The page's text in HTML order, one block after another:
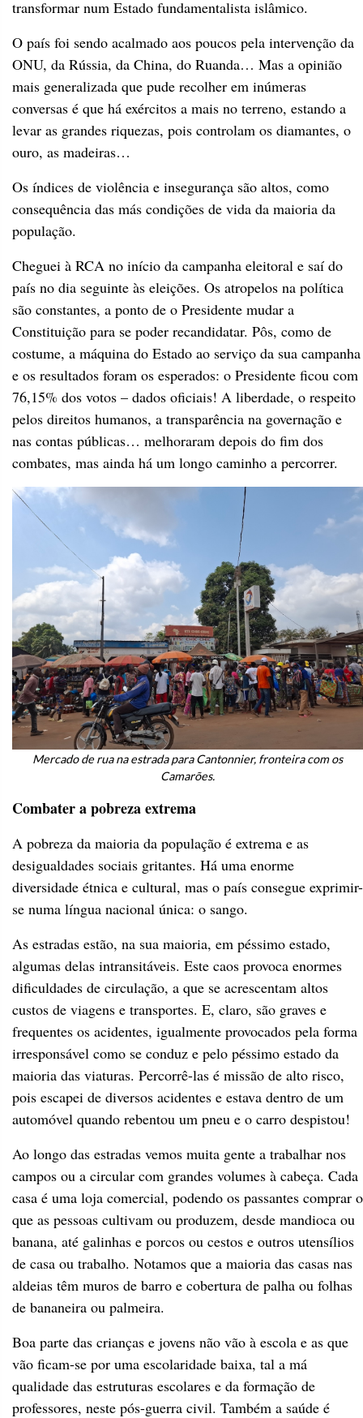
transformar num Estado fundamentalista islâmico.
O país foi sendo acalmado aos poucos pela intervenção da
ONU, da Rússia, da China, do Ruanda… Mas a opinião
mais generalizada que pude recolher em inúmeras
conversas é que há exércitos a mais no terreno, estando a
levar as grandes riquezas, pois controlam os diamantes, o
ouro, as madeiras…
Os índices de violência e insegurança são altos, como
consequência das más condições de vida da maioria da
população.
Cheguei à RCA no início da campanha eleitoral e saí do
país no dia seguinte às eleições. Os atropelos na política
são constantes, a ponto de o Presidente mudar a
Constituição para se poder recandidatar. Pôs, como de
costume, a máquina do Estado ao serviço da sua campanha
e os resultados foram os esperados: o Presidente ficou com
76,15% dos votos – dados oficiais! A liberdade, o respeito
pelos direitos humanos, a transparência na governação e
nas contas públicas… melhoraram depois do fim dos
combates, mas ainda há um longo caminho a percorrer.
Mercado de rua na estrada para Cantonnier, fronteira com os
Camarões.
Combater a pobreza extrema
A pobreza da maioria da população é extrema e as
desigualdades sociais gritantes. Há uma enorme
diversidade étnica e cultural, mas o país consegue exprimir-
se numa língua nacional única: o sango.
As estradas estão, na sua maioria, em péssimo estado,
algumas delas intransitáveis. Este caos provoca enormes
dificuldades de circulação, a que se acrescentam altos
custos de viagens e transportes. E, claro, são graves e
frequentes os acidentes, igualmente provocados pela forma
irresponsável como se conduz e pelo péssimo estado da
maioria das viaturas. Percorrê-las é missão de alto risco,
pois escapei de diversos acidentes e estava dentro de um
automóvel quando rebentou um pneu e o carro despistou!
Ao longo das estradas vemos muita gente a trabalhar nos
campos ou a circular com grandes volumes à cabeça. Cada
casa é uma loja comercial, podendo os passantes comprar o
que as pessoas cultivam ou produzem, desde mandioca ou
banana, até galinhas e porcos ou cestos e outros utensílios
de casa ou trabalho. Notamos que a maioria das casas nas
aldeias têm muros de barro e cobertura de palha ou folhas
de bananeira ou palmeira.
Boa parte das crianças e jovens não vão à escola e as que
vão ficam-se por uma escolaridade baixa, tal a má
qualidade das estruturas escolares e da formação de
professores, neste pós-guerra civil. Também a saúde é